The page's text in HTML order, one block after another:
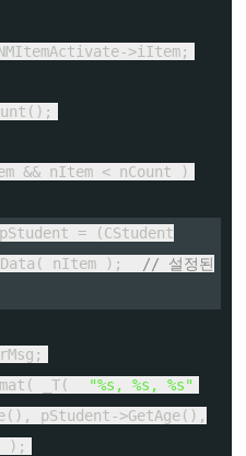
>iItem;
&& nItem < nCount )
= (CStudent
nItem );
// 설정된
_T(
"%s, %s, %s"
pStudent->GetAge(),
);